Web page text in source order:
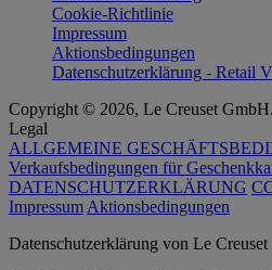
Cookie-Richtlinie
Impressum
Aktionsbedingungen
Datenschutzerklärung - Retail
Copyright © 2026, Le Creuset
Legal
ALLGEMEINE
Verkaufsbedingungen für
DATENSCHUTZERKLÄRUNG
Impressum Aktionsbedingungen
Datenschutz­erklärung von Le Creuset